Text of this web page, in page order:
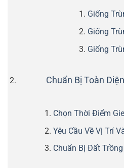
Giống
Giống
Giống
Chuẩn Bị Toàn
Chọn Thời Điểm
Yêu Cầu Về Vị Trí
Chuẩn Bị Đất